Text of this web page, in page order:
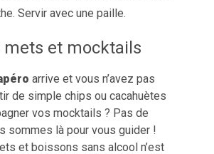
Servir avec une paille.
mets et mocktails
arrive et vous n’avez pas
de simple chips ou cacahuètes
vos mocktails ? Pas de
sommes là pour vous guider !
et boissons sans alcool n’est